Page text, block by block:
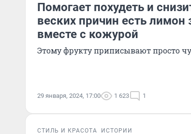
Помогает похудеть и
веских причин есть
вместе с кожурой
Этому фрукту приписывают просто
29 января, 2024, 17:00 1 623 1
СТИЛЬ И КРАСОТА ИСТОРИИ